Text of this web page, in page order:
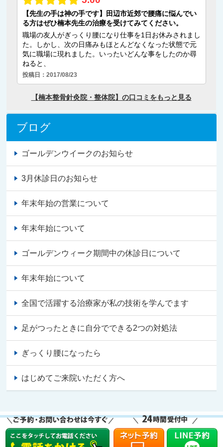
ブログ
ゴールデンウイークのお知らせ
3月休診日のお知らせ
年末年始の営業について
年末年始について
ゴールデンウィーク期間中の休診日について
年末年始について
全国で活躍する治療家が私の技術を学んでます
足がつったときに自分でできる2つの対処法
ぎっくり腰になったら
はじめてご来院いただく方へ